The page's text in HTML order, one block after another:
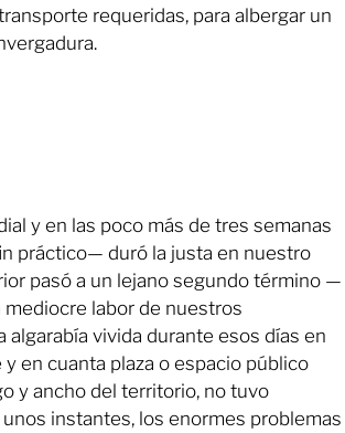
requeridas, para albergar un
y en las poco más de tres semanas
práctico— duró la justa en nuestro
pasó a un lejano segundo término —
mediocre labor de nuestros
algarabía vivida durante esos días en
en cuanta plaza o espacio público
y ancho del territorio, no tuvo
instantes, los enormes problemas